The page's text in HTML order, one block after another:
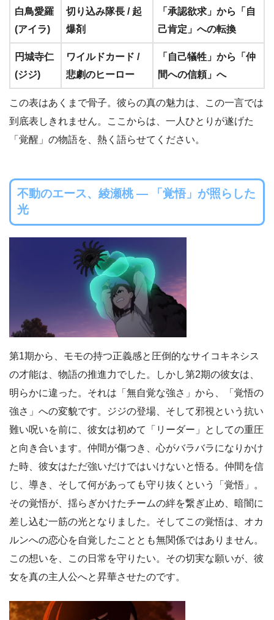
白鳥愛羅
(アイラ)
切り込み隊長 / 起
爆剤
「承認欲求」から「自
己肯定」への転換
円城寺仁
(ジジ)
ワイルドカード /
悲劇のヒーロー
「自己犠牲」から「仲
間への信頼」へ
この表はあくまで骨子。彼らの真の魅力は、この一言では
到底表しきれません。ここからは、一人ひとりが遂げた
「覚醒」の物語を、熱く語らせてください。
不動のエース、綾瀬桃 ― 「覚悟」が照らした
光
第1期から、モモの持つ正義感と圧倒的なサイコキネシス
の才能は、物語の推進力でした。しかし第2期の彼女は、
明らかに違った。それは「無自覚な強さ」から、「覚悟の
強さ」への変貌です。ジジの登場、そして邪視という抗い
難い呪いを前に、彼女は初めて「リーダー」としての重圧
と向き合います。仲間が傷つき、心がバラバラになりかけ
た時、彼女はただ強いだけではいけないと悟る。仲間を信
じ、導き、そして何があっても守り抜くという「覚悟」。
その覚悟が、揺らぎかけたチームの絆を繋ぎ止め、暗闇に
差し込む一筋の光となりました。そしてこの覚悟は、オカ
ルンへの恋心を自覚したこととも無関係ではありません。
この想いを、この日常を守りたい。その切実な願いが、彼
女を真の主人公へと昇華させたのです。